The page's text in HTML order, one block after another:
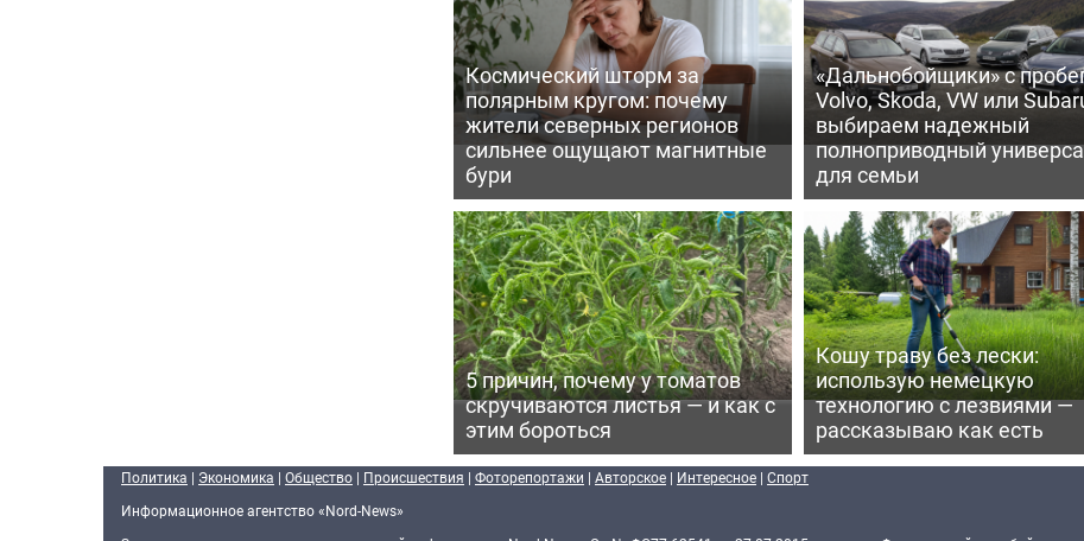
Космический шторм за
полярным кругом: почему
жители северных регионов
сильнее ощущают магнитные
бури
«Дальнобойщики» с
Volvo, Skoda, VW или
выбираем надежный
полноприводный
для семьи
5 причин, почему у томатов
скручиваются листья — и как с
этим бороться
Кошу траву без лески:
использую немецкую
технологию с лезвиями —
рассказываю как есть
Политика | Экономика | Общество | Происшествия | Фоторепортажи | Авторское | Интересное | Спорт
Информационное агентство «Nord-News»